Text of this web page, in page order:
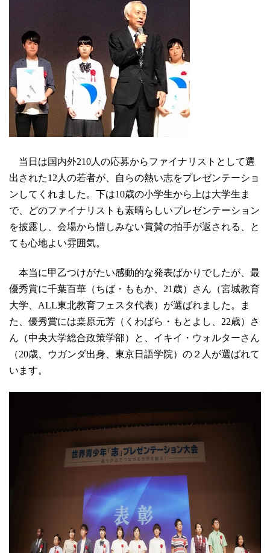
当日は国内外210人の応募からファイナリストとして選
出された12人の若者が、自らの熱い志をプレゼンテーショ
ンしてくれました。下は10歳の小学生から上は大学生ま
で、どのファイナリストも素晴らしいプレゼンテーション
を披露し、会場から惜しみない賞賛の拍手が返される、と
ても心地よい雰囲気。
本当に甲乙つけがたい感動的な発表ばかりでしたが、最
優秀賞に千葉百華（ちば・ももか、21歳）さん（宮城教育
大学、ALL東北教育フェスタ代表）が選ばれました。ま
た、優秀賞には桒原元芳（くわばら・もとよし、22歳）さ
ん（中央大学総合政策学部）と、イキイ・ウォルターさん
（20歳、ウガンダ出身、東京日語学院）の２人が選ばれて
います。